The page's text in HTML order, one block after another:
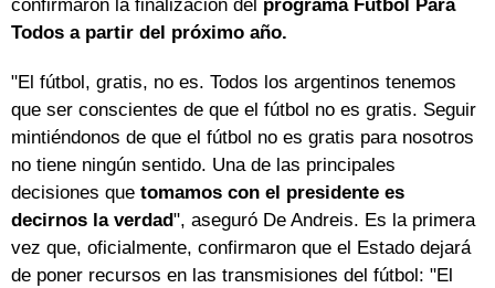
confirmaron la finalización del programa Fútbol Para
Todos a partir del próximo año.
"El fútbol, gratis, no es. Todos los argentinos tenemos
que ser conscientes de que el fútbol no es gratis. Seguir
mintiéndonos de que el fútbol no es gratis para nosotros
no tiene ningún sentido. Una de las principales
decisiones que tomamos con el presidente es
decirnos la verdad", aseguró De Andreis. Es la primera
vez que, oficialmente, confirmaron que el Estado dejará
de poner recursos en las transmisiones del fútbol: "El